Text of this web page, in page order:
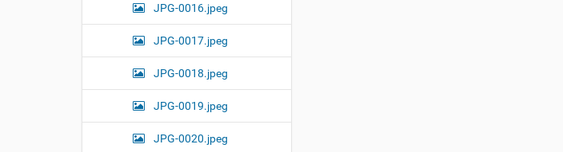
JPG-0016.jpeg
JPG-0017.jpeg
JPG-0018.jpeg
JPG-0019.jpeg
JPG-0020.jpeg